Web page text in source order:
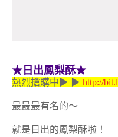
★日出鳳梨酥★
熱烈搶購中▶ ▶ http://
最最最有名的～
就是日出的鳳梨酥啦！